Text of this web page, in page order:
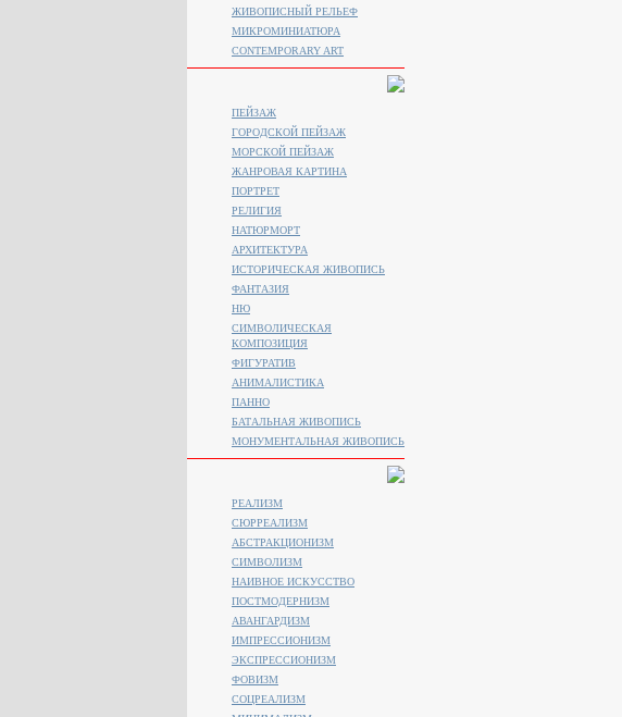
ЖИВОПИСНЫЙ РЕЛЬЕФ
МИКРОМИНИАТЮРА
CONTEMPORARY ART
ПЕЙЗАЖ
ГОРОДСКОЙ ПЕЙЗАЖ
МОРСКОЙ ПЕЙЗАЖ
ЖАНРОВАЯ КАРТИНА
ПОРТРЕТ
РЕЛИГИЯ
НАТЮРМОРТ
АРХИТЕКТУРА
ИСТОРИЧЕСКАЯ ЖИВОПИСЬ
ФАНТАЗИЯ
НЮ
СИМВОЛИЧЕСКАЯ
КОМПОЗИЦИЯ
ФИГУРАТИВ
АНИМАЛИСТИКA
ПАННО
БАТАЛЬНАЯ ЖИВОПИСЬ
МОНУМЕНТАЛЬНАЯ ЖИВОПИСЬ
РЕАЛИЗМ
СЮРРЕАЛИЗМ
АБСТРАКЦИОНИЗМ
СИМВОЛИЗМ
НАИВНОЕ ИСКУССТВО
ПОСТМОДЕРНИЗМ
АВАНГАРДИЗМ
ИМПРЕССИОНИЗМ
ЭКСПРЕССИОНИЗМ
ФОВИЗМ
СОЦРЕАЛИЗМ